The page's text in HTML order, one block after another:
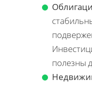
полезны